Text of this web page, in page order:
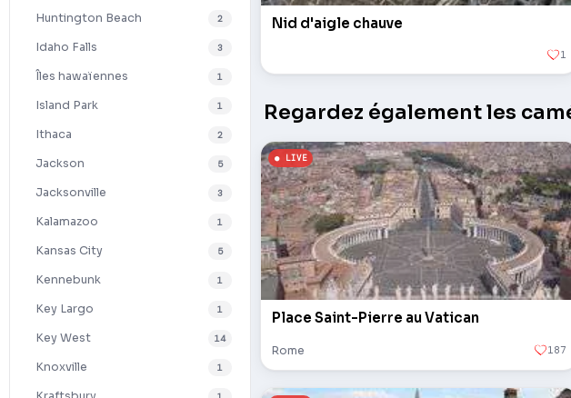
Huntington Beach 2
Idaho Falls 3
Îles hawaïennes 1
Island Park 1
Ithaca 2
Jackson 5
Jacksonville 3
Kalamazoo 1
Kansas City 5
Kennebunk 1
Key Largo 1
Key West 14
Knoxville 1
Nid d'aigle chauve
1
Regardez également les
Place Saint-Pierre au Vatican
Rome 187